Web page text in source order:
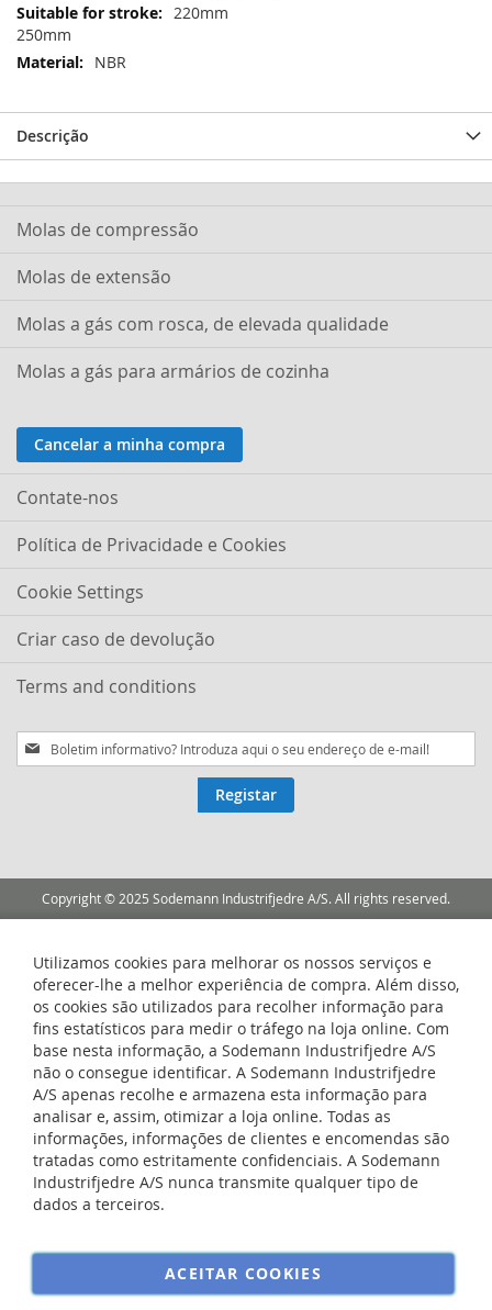
220mm
250mm
NBR
Descrição
Molas de compressão
Molas de extensão
Molas a gás com rosca, de elevada qualidade
Molas a gás para armários de cozinha
Cancelar a minha compra
Contate-nos
Política de Privacidade e Cookies
Cookie Settings
Criar caso de devolução
Terms and conditions
Subscreva
a
Registar
Copyright © 2025 Sodemann Industrifjedre A/S. All rights reserved.
Utilizamos cookies para melhorar os nossos serviços e
oferecer-lhe a melhor experiência de compra. Além disso,
os cookies são utilizados para recolher informação para
fins estatísticos para medir o tráfego na loja online. Com
base nesta informação, a Sodemann Industrifjedre A/S
não o consegue identificar. A Sodemann Industrifjedre
A/S apenas recolhe e armazena esta informação para
analisar e, assim, otimizar a loja online. Todas as
informações, informações de clientes e encomendas são
tratadas como estritamente confidenciais. A Sodemann
Industrifjedre A/S nunca transmite qualquer tipo de
dados a terceiros.
ACEITAR COOKIES